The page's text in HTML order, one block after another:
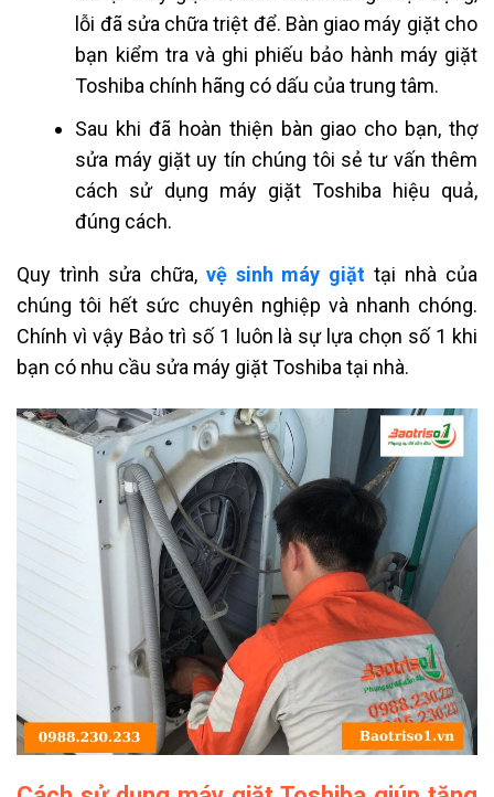
lỗi đã sửa chữa triệt để. Bàn giao máy giặt cho
bạn kiểm tra và ghi phiếu bảo hành máy giặt
Toshiba chính hãng có dấu của trung tâm.
Sau khi đã hoàn thiện bàn giao cho bạn, thợ
sửa máy giặt uy tín chúng tôi sẻtư vấn thêm
cách sử dụng máy giặt Toshiba hiệu quả,
đúng cách.
Quy trình sửa chữa, vệ sinh máy giặt tại nhà của
chúng tôi hết sức chuyên nghiệp và nhanh chóng.
Chính vì vậy Bảo trì số 1 luôn là sự lựa chọn số 1 khi
bạn có nhu cầu sửa máy giặt Toshiba tại nhà.